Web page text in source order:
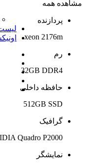
مشاهده همه
پردازنده
xeon 2176m
رم
32GB DDR4
حافظه داخلی
512GB SSD
گرافیک
Quadro P2000
نمایشگر